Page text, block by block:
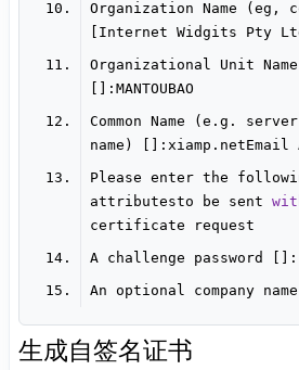
Organization Name (eg,
Organizational Unit
Common Name (e.g. server
Please enter the
attributesto be sent
生成自签名证书